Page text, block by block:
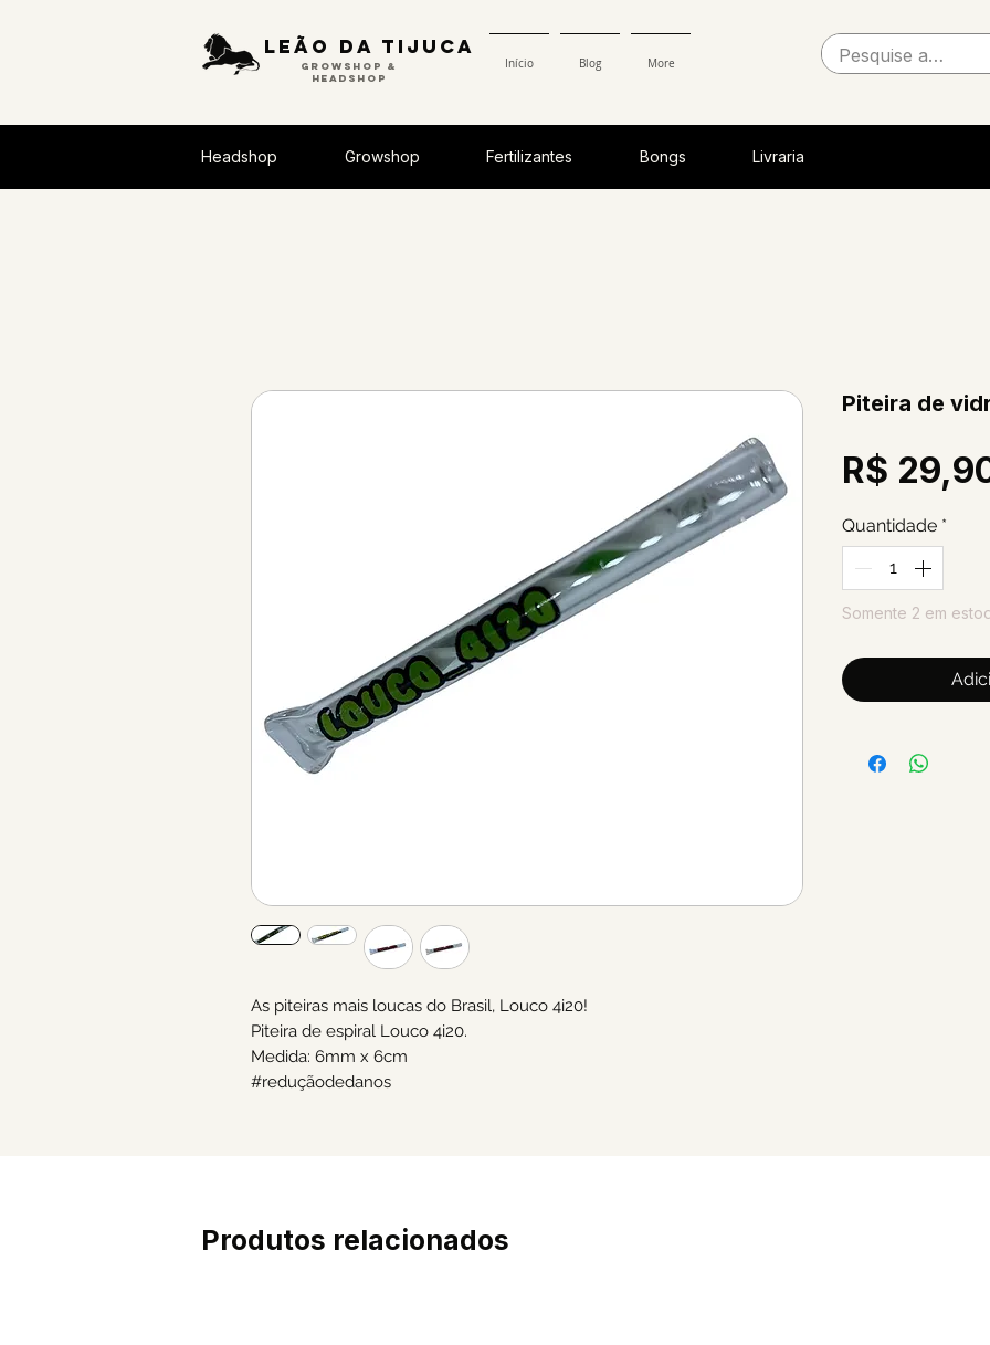
Leão da tijuca
GROWSHOP &
HEADSHOP
Início Blog More
Headshop Growshop Fertilizantes Bongs Livraria
As piteiras mais loucas do Brasil, Louco 4i20!
Piteira de espiral Louco 4i20.
Medida: 6mm x 6cm
#reduçãodedanos
Piteira de
R$
Quantidade *
Somente 2 em
Produtos relacionados